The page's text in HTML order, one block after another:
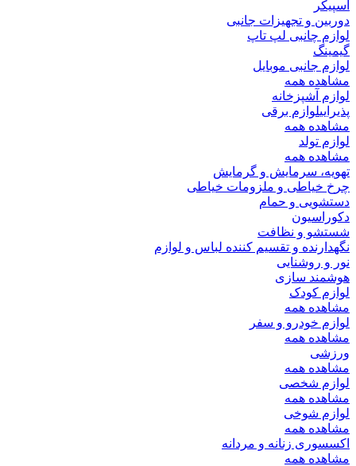
اسپیکر
دوربین و تجهیزات جانبی
لوازم چانبی لپ تاپ
گیمینگ
لوازم جانبی موبایل
مشاهده همه
لوازم آشپزخانه
پذیراییلوازم برقی
مشاهده همه
لوازم تولد
مشاهده همه
تهویه، سرمایش و گرمایش
چرخ خیاطی و ملزومات خیاطی
دستشویی و حمام
دکوراسیون
شستشو و نظافت
نگهدارنده و تقسیم کننده لباس و لوازم
نور و روشنایی
هوشمند سازی
لوازم کودک
مشاهده همه
لوازم خودرو و سفر
مشاهده همه
ورزشی
مشاهده همه
لوازم شخصی
مشاهده همه
لوازم شوخی
مشاهده همه
اکسسوری زنانه و مردانه
مشاهده همه